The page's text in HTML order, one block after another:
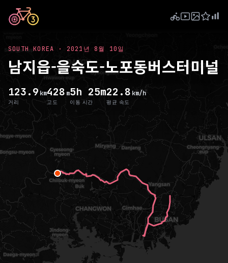
SOUTH KOREA · 2021년 8월 10일
남지읍-을숙도-노포동버스터미널
123.9 km
거리
428 m
고도
5h 25m
이동 시간
22.8 km/h
평균 속도